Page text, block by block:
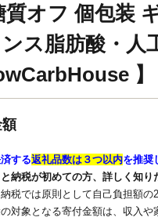
質オフ 個包装
ンス脂肪酸・人
】
する返礼品数は３つ以内を推奨
納税が初めての方、詳しく知り
税では原則として自己負担額
対象となる寄付金額は、収入